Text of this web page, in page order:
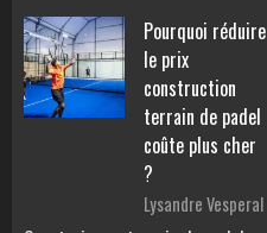
Pourquoi réduire
le prix
construction
terrain de padel
coûte plus cher
?
Lysandre Vesperal